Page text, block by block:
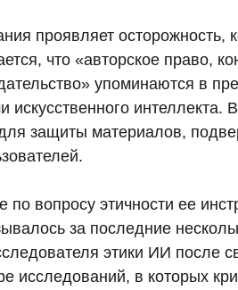
проявляет осторожность,
что «авторское право,
упоминаются в
искусственного
защиты материалов,
по вопросу этичности ее
за последние
этики ИИ после
исследований, в которых